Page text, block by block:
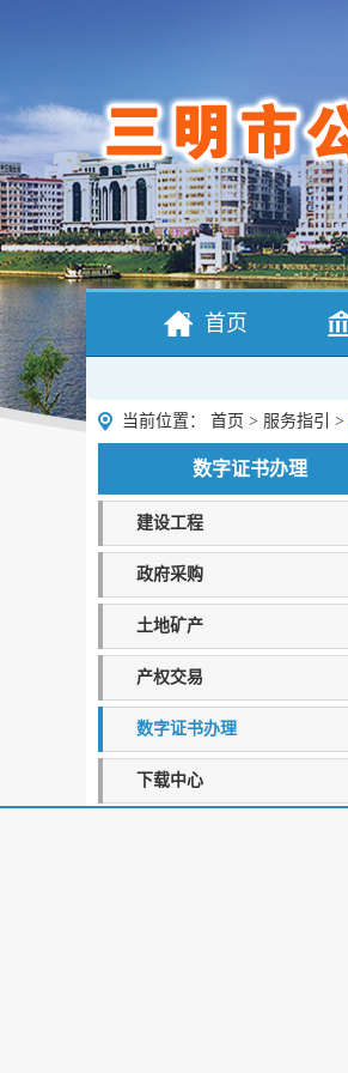
首页
当前位置： 首页 > 服务指引 >
数字证书办理
建设工程
政府采购
土地矿产
产权交易
数字证书办理
下载中心